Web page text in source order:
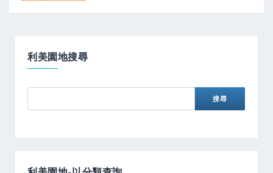
利美園地搜尋